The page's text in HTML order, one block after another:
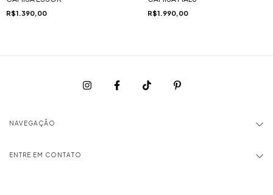
R$1.390,00 R$1.990,00
NAVEGAÇÃO
ENTRE EM CONTATO